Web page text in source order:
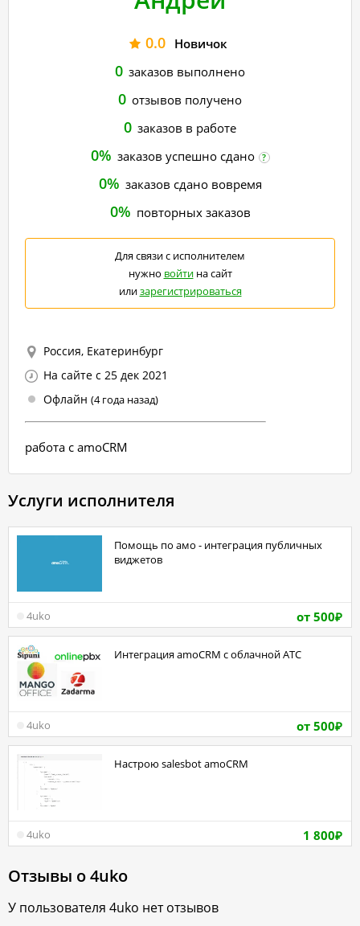
0.0 Новичок
0 заказов выполнено
0 отзывов получено
0 заказов в работе
0% заказов успешно сдано ?
0% заказов сдано вовремя
0% повторных заказов
Для связи с исполнителем
нужно войтина сайт
илизарегистрироваться
Россия, Екатеринбург
На сайте с 25 дек 2021
Офлайн (4 года назад)
работа с amoCRM
Услуги исполнителя
Помощь по амо - интеграция публичных
виджетов
от 500₽
4uko
Интеграция amoCRM с облачной АТС
от 500₽
4uko
Настрою salesbot amoCRM
1 800₽
4uko
Отзывы о4uko
У пользователя 4uko нет отзывов